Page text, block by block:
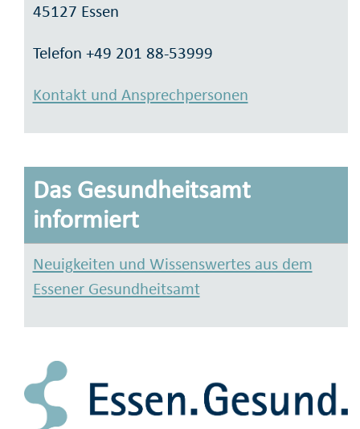
45127 Essen
Telefon +49 201 88-53999
Kontakt und Ansprechpersonen
Das Gesundheitsamt
informiert
Neuigkeiten und Wissenswertes aus dem
Essener Gesundheitsamt